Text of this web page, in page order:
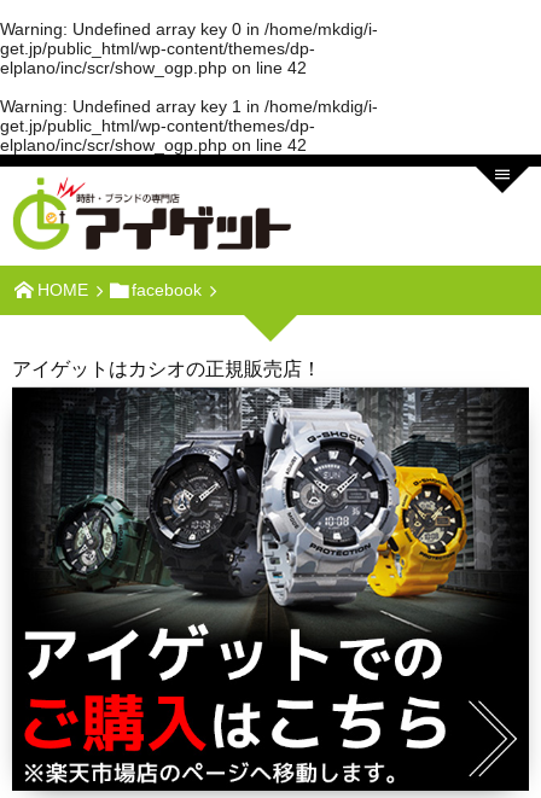
Warning: Undefined array key 0 in /home/mkdig/i-
get.jp/public_html/wp-content/themes/dp-
elplano/inc/scr/show_ogp.php on line 42
Warning: Undefined array key 1 in /home/mkdig/i-
get.jp/public_html/wp-content/themes/dp-
elplano/inc/scr/show_ogp.php on line 42
HOME facebook
アイゲットはカシオの正規販売店！